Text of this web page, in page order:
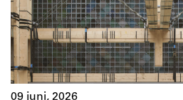
09 juni, 2026